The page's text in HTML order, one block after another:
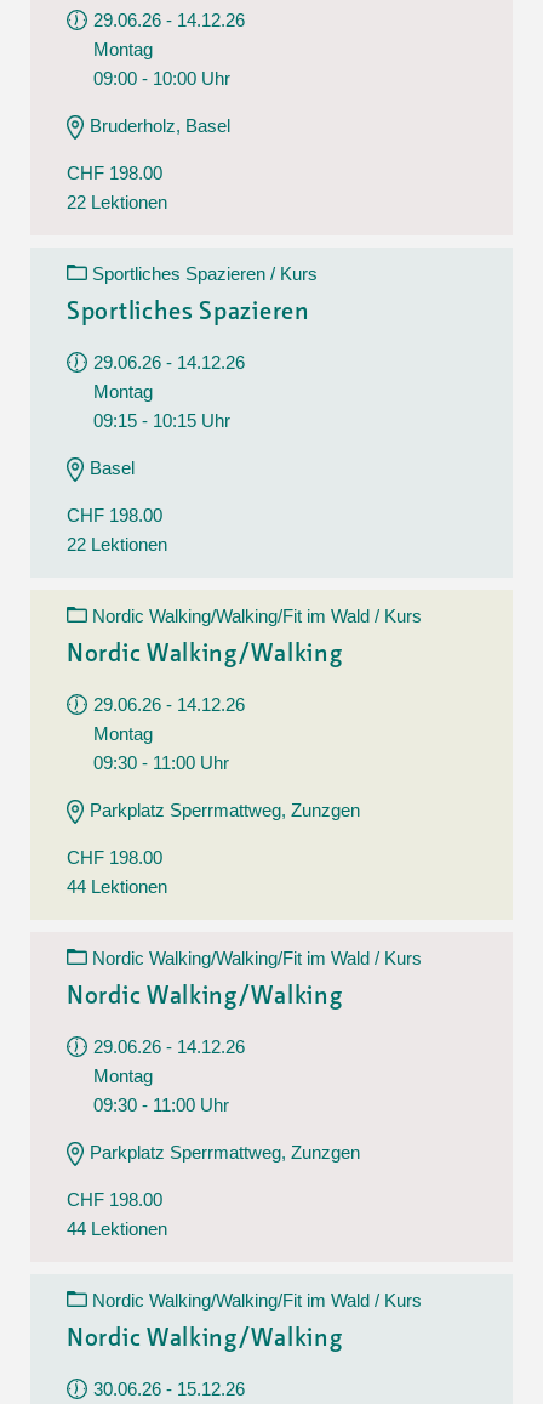
29.06.26 - 14.12.26
Montag
09:00 - 10:00 Uhr
Bruderholz, Basel
CHF 198.00
22 Lektionen
Sportliches Spazieren / Kurs
Sportliches Spazieren
29.06.26 - 14.12.26
Montag
09:15 - 10:15 Uhr
Basel
CHF 198.00
22 Lektionen
Nordic Walking/Walking/Fit im Wald / Kurs
Nordic Walking/Walking
29.06.26 - 14.12.26
Montag
09:30 - 11:00 Uhr
Parkplatz Sperrmattweg, Zunzgen
CHF 198.00
44 Lektionen
Nordic Walking/Walking/Fit im Wald / Kurs
Nordic Walking/Walking
29.06.26 - 14.12.26
Montag
09:30 - 11:00 Uhr
Parkplatz Sperrmattweg, Zunzgen
CHF 198.00
44 Lektionen
Nordic Walking/Walking/Fit im Wald / Kurs
Nordic Walking/Walking
30.06.26 - 15.12.26